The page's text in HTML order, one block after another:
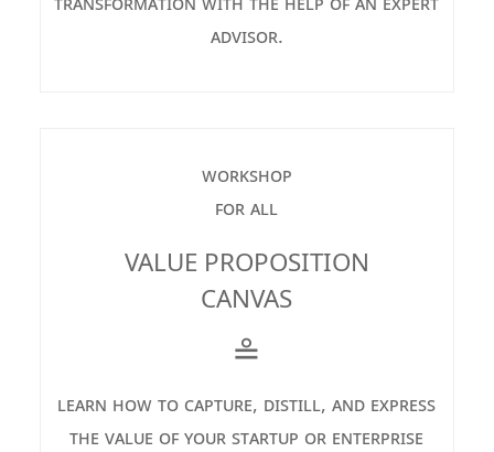
advisor.
workshop
for all
VALUE PROPOSITION
CANVAS
≗
learn how to capture, distill, and express
the value of your startup or enterprise